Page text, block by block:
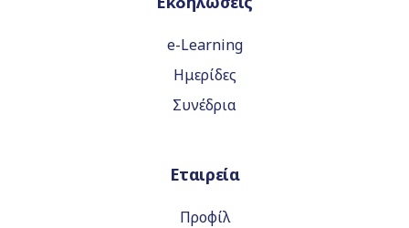
e-Learning
Ημερίδες
Συνέδρια
Εταιρεία
Προφίλ